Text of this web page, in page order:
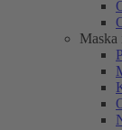
Maska